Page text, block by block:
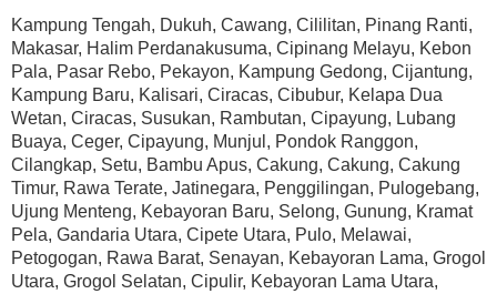
Kampung Tengah, Dukuh, Cawang, Cililitan, Pinang Ranti,
Makasar, Halim Perdanakusuma, Cipinang Melayu, Kebon
Pala, Pasar Rebo, Pekayon, Kampung Gedong, Cijantung,
Kampung Baru, Kalisari, Ciracas, Cibubur, Kelapa Dua
Wetan, Ciracas, Susukan, Rambutan, Cipayung, Lubang
Buaya, Ceger, Cipayung, Munjul, Pondok Ranggon,
Cilangkap, Setu, Bambu Apus, Cakung, Cakung, Cakung
Timur, Rawa Terate, Jatinegara, Penggilingan, Pulogebang,
Ujung Menteng, Kebayoran Baru, Selong, Gunung, Kramat
Pela, Gandaria Utara, Cipete Utara, Pulo, Melawai,
Petogogan, Rawa Barat, Senayan, Kebayoran Lama, Grogol
Utara, Grogol Selatan, Cipulir, Kebayoran Lama Utara,